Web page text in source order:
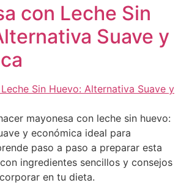
con Leche Sin
Suave y
mayonesa con leche sin huevo:
y económica ideal para
paso a paso a preparar esta
ingredientes sencillos y consejos
en tu dieta.